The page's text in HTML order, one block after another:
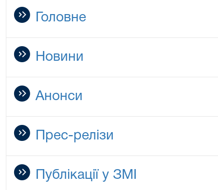
Головне
Новини
Анонси
Прес-релізи
Публікації у ЗМІ